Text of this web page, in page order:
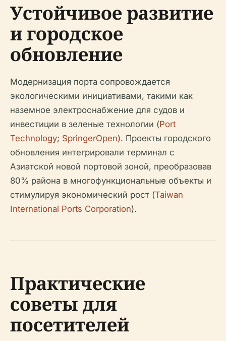
Устойчивое развитие
и городское
обновление
Модернизация порта сопровождается
экологическими инициативами, такими как
наземное электроснабжение для судов и
инвестиции в зеленые технологии (Port
Technology; SpringerOpen). Проекты городского
обновления интегрировали терминал с
Азиатской новой портовой зоной, преобразовав
80% района в многофункциональные объекты и
стимулируя экономический рост (Taiwan
International Ports Corporation).
Практические
советы для
посетителей